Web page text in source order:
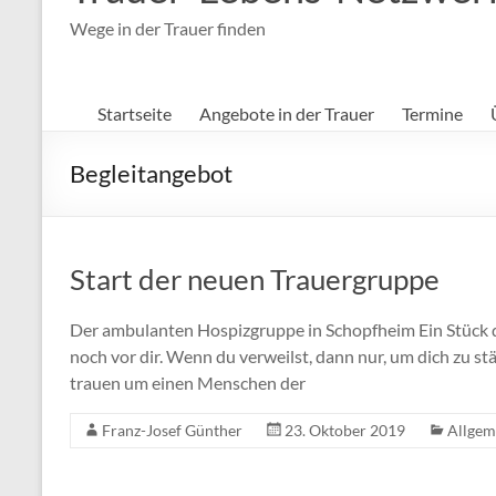
Wege in der Trauer finden
Startseite Angebote in der Trauer Termine
Begleitangebot
Start der neuen Trauergruppe
Der ambulanten Hospizgruppe in Schopfheim Ein
noch vor dir. Wenn du verweilst, dann nur, um dich
trauen um einen Menschen der
Franz-Josef Günther 23. Oktober 2019